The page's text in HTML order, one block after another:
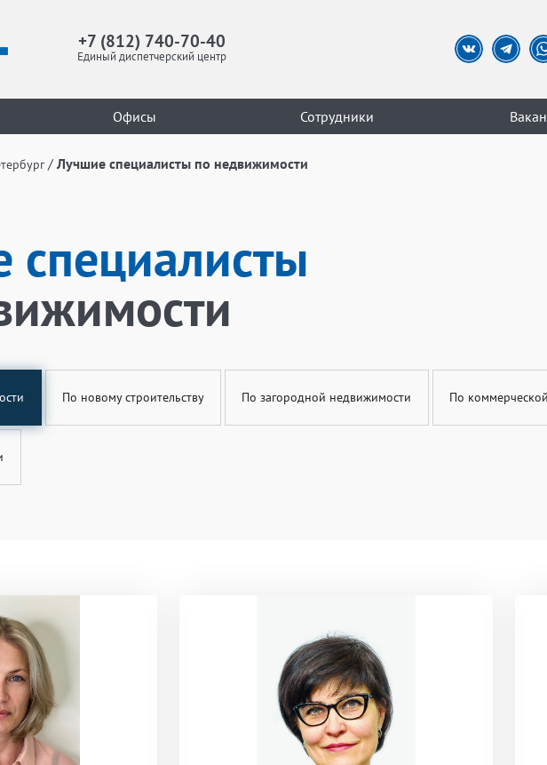
+7 (812) 740-70-40
Единый диспетчерский центр
Офисы Сотрудники
/Лучшие специалисты по недвижимости
По новому строительству По загородной недвижимости По